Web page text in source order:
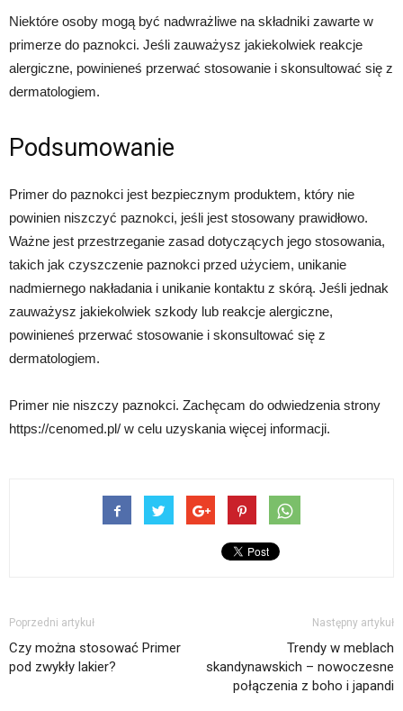
Niektóre osoby mogą być nadwrażliwe na składniki zawarte w
primerze do paznokci. Jeśli zauważysz jakiekolwiek reakcje
alergiczne, powinieneś przerwać stosowanie i skonsultować się z
dermatologiem.
Podsumowanie
Primer do paznokci jest bezpiecznym produktem, który nie
powinien niszczyć paznokci, jeśli jest stosowany prawidłowo.
Ważne jest przestrzeganie zasad dotyczących jego stosowania,
takich jak czyszczenie paznokci przed użyciem, unikanie
nadmiernego nakładania i unikanie kontaktu z skórą. Jeśli jednak
zauważysz jakiekolwiek szkody lub reakcje alergiczne,
powinieneś przerwać stosowanie i skonsultować się z
dermatologiem.
Primer nie niszczy paznokci. Zachęcam do odwiedzenia strony
https://cenomed.pl/ w celu uzyskania więcej informacji.
Poprzedni artykuł
Czy można stosować Primer
pod zwykły lakier?
Następny artykuł
Trendy w meblach
skandynawskich – nowoczesne
połączenia z boho i japandi